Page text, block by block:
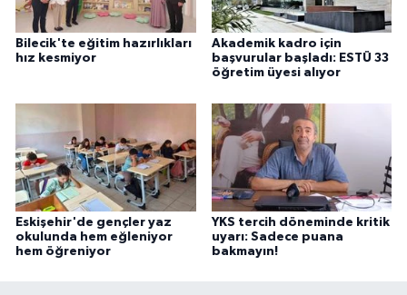
Bilecik'te eğitim hazırlıkları
hız kesmiyor
Akademik kadro için
başvurular başladı: ESTÜ 33
öğretim üyesi alıyor
Eskişehir'de gençler yaz
okulunda hem eğleniyor
hem öğreniyor
YKS tercih döneminde kritik
uyarı: Sadece puana
bakmayın!